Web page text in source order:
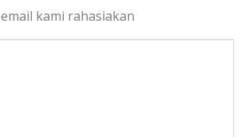
email kami rahasiakan